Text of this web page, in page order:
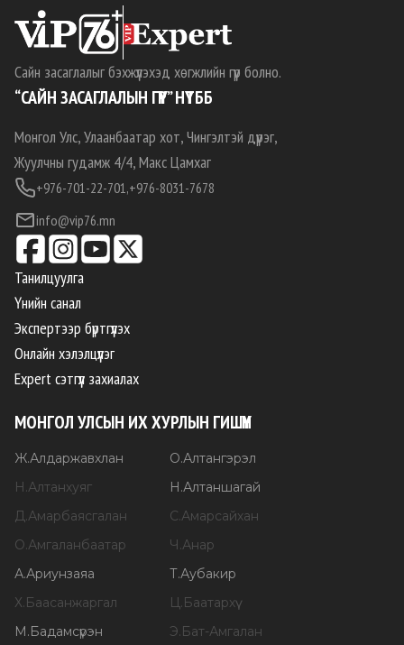
Сайн засаглалыг бэхжүүлэхэд хөгжлийн гүүр болно.
“САЙН ЗАСАГЛАЛЫН ГҮҮР” НҮТББ
Монгол Улс, Улаанбаатар хот, Чингэлтэй дүүрэг,
Жуулчны гудамж 4/4, Макс Цамхаг
+976-701-22-701,+976-8031-7678
info@vip76.mn
Танилцуулга
Үнийн санал
Экспертээр бүртгүүлэх
Онлайн хэлэлцүүлэг
Expert сэтгүүл захиалах
МОНГОЛ УЛСЫН ИХ ХУРЛЫН ГИШҮҮН
Ж.Алдаржавхлан О.Алтангэрэл
Н.Алтанхуяг Н.Алтаншагай
Д.Амарбаясгалан С.Амарсайхан
О.Амгаланбаатар Ч.Анар
А.Ариунзаяа Т.Аубакир
Х.Баасанжаргал Ц.Баатархүү
М.Бадамсүрэн Э.Бат-Амгалан